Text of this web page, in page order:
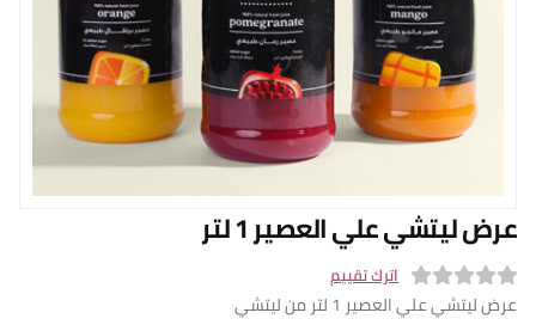
الفروع
من نحن
برنامج
عرض ليتشي علي العصير 1 لتر
اترك تقييم
عرض ليتشي علي العصير 1 لتر من ليتشي